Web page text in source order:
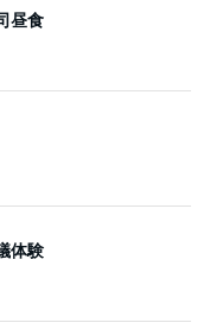
昼食
イヤード